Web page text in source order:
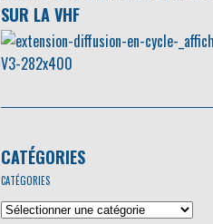
SUR LA VHF
CATÉGORIES
CATÉGORIES